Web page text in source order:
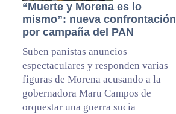
“Muerte y Morena es lo
mismo”: nueva confrontación
por campaña del PAN
Suben panistas anuncios
espectaculares y responden varias
figuras de Morena acusando a la
gobernadora Maru Campos de
orquestar una guerra sucia